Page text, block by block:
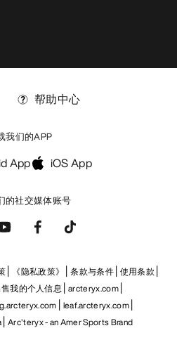
的社交媒体账号
帮助中心
我们的APP
App iOS App
《隐私政策》 条款与条件 使用条款
我的个人信息 arcteryx.com
leaf.arcteryx.com
Arc'teryx - an Amer Sports Brand